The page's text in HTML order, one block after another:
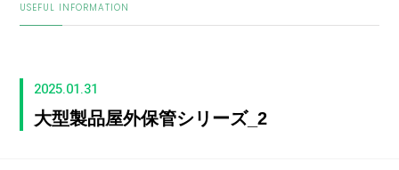
USEFUL INFORMATION
2025.01.31
大型製品屋外保管シリーズ_2